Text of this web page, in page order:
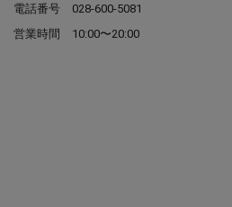
電話番号
028-600-5081
営業時間
10:00〜20:00